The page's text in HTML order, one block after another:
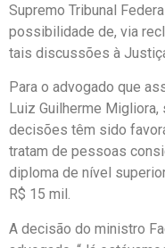
Supremo Tribunal
possibilidade de, via
tais discussões à
Para o advogado que
Luiz Guilherme
decisões têm sido
tratam de pessoas
diploma de nível
R$ 15 mil.
A decisão do ministro